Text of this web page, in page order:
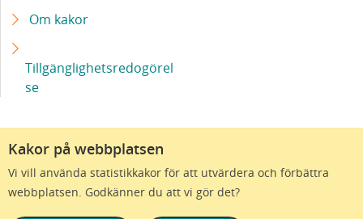
Kakor på webbplatsen
Vi vill använda statistikkakor för att utvärdera och förbättra
webbplatsen. Godkänner du att vi gör det?
Om kakor
Tillgänglighetsredogörel
se